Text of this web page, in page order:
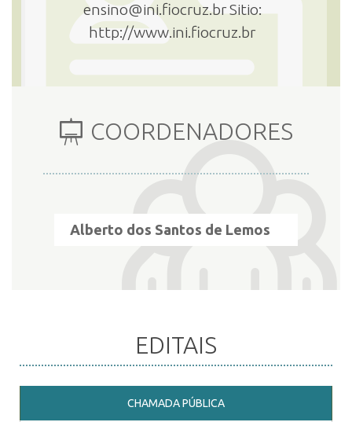
ensino@ini.fiocruz.br Sitio:
http://www.ini.fiocruz.br
COORDENADORES
Alberto dos Santos de Lemos
EDITAIS
CHAMADA PÚBLICA